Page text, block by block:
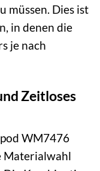
müssen. Dies ist
in denen die
je nach
Zeitloses
WM7476
Materialwahl